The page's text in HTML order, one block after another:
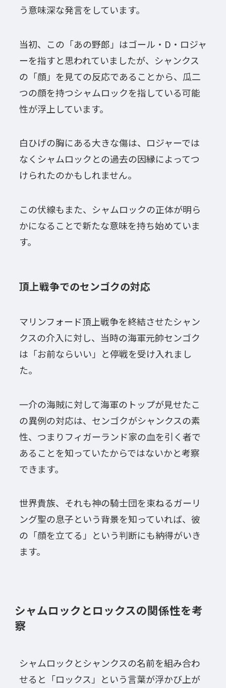
う意味深な発言をしています。
当初、この「あの野郎」はゴール・D・ロジャ
ーを指すと思われていましたが、シャンクス
の「顔」を見ての反応であることから、瓜二
つの顔を持つシャムロックを指している可能
性が浮上しています。
白ひげの胸にある大きな傷は、ロジャーでは
なくシャムロックとの過去の因縁によってつ
けられたのかもしれません。
この伏線もまた、シャムロックの正体が明ら
かになることで新たな意味を持ち始めていま
す。
頂上戦争でのセンゴクの対応
マリンフォード頂上戦争を終結させたシャン
クスの介入に対し、当時の海軍元帥センゴク
は「お前ならいい」と停戦を受け入れまし
た。
一介の海賊に対して海軍のトップが見せたこ
の異例の対応は、センゴクがシャンクスの素
性、つまりフィガーランド家の血を引く者で
あることを知っていたからではないかと考察
できます。
世界貴族、それも神の騎士団を束ねるガーリ
ング聖の息子という背景を知っていれば、彼
の「顔を立てる」という判断にも納得がいき
ます。
シャムロックとロックスの関係性を考
察
シャムロックとシャンクスの名前を組み合わ
せると「ロックス」という言葉が浮かび上が